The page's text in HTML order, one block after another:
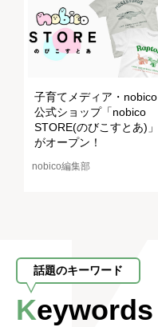
子育てメディア・nobico
公式ショップ「nobico
STORE(のびこすとあ)」
がオープン！
nobico編集部
話題のキーワード
Keywords